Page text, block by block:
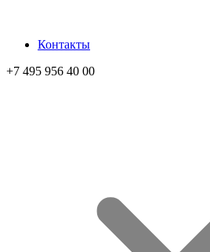
Контакты
+7 495 956 40 00